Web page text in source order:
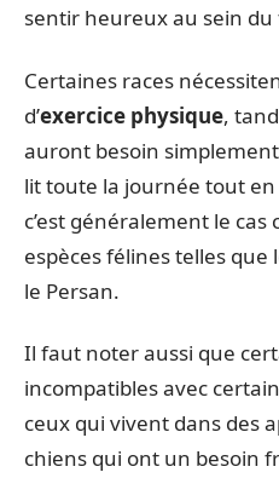
sentir heureux au sein
Certaines races
d’exercice physique,
auront besoin
lit toute la journée tout
c’est généralement le
espèces félines telles
le Persan.
Il faut noter aussi que
incompatibles avec
ceux qui vivent dans des
chiens qui ont un besoin